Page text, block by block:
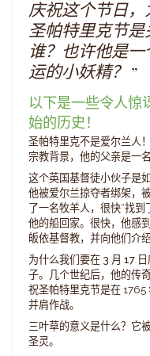
庆祝这个节日，
圣帕特里克节
谁？也许他是
运的小妖精？ ”
以下是一些令人惊
始的历史！
圣帕特里克不是爱尔兰人！
宗教背景，他的父亲是一
这个英国基督徒小伙子是
他被爱尔兰掠夺者绑架，
了一名牧羊人，很快“找
他的船回家。很快，他感
皈依基督教，并向他们介
为什么我们要在 3 月 17 日
子。几个世纪后，他的传
祝圣帕特里克节是在
并肩作战。
三叶草的意义是什么？ 它
圣灵。